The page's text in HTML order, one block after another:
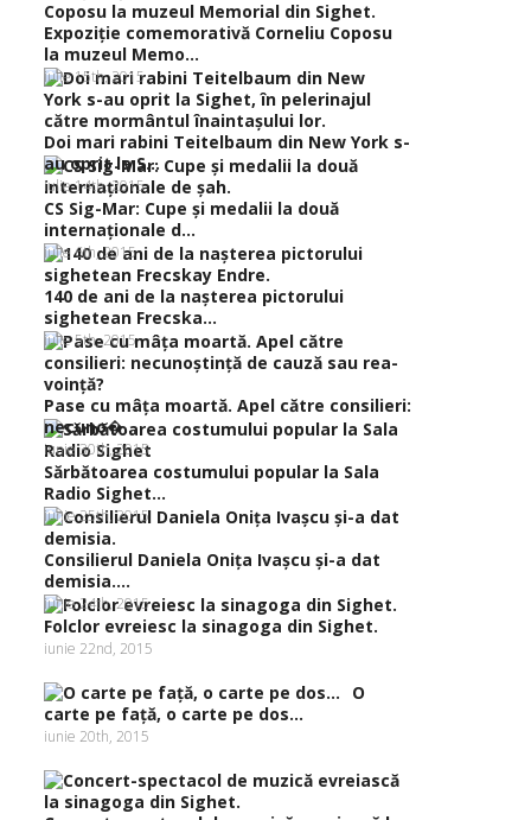
Expoziţie comemorativă Corneliu Coposu
la muzeul Memo...
iulie 15th, 2015
Doi mari rabini Teitelbaum din New York s-
au oprit la S...
iulie 14th, 2015
CS Sig-Mar: Cupe şi medalii la două
internaţionale d...
iulie 6th, 2015
140 de ani de la naşterea pictorului
sighetean Frecska...
iulie 5th, 2015
Pase cu mâţa moartă. Apel către consilieri:
necuno�...
iunie 30th, 2015
Sărbătoarea costumului popular la Sala
Radio Sighet...
iunie 25th, 2015
Consilierul Daniela Oniţa Ivaşcu şi-a dat
demisia....
iunie 24th, 2015
Folclor evreiesc la sinagoga din Sighet.
iunie 22nd, 2015
O
carte pe faţă, o carte pe dos…
iunie 20th, 2015